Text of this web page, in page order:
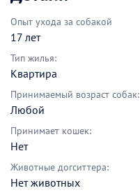
Опыт ухода за собакой
17 лет
Тип жилья:
Квартира
Принимаемый возраст собак:
Любой
Принимает кошек:
Нет
Животные догситтера:
Нет животных